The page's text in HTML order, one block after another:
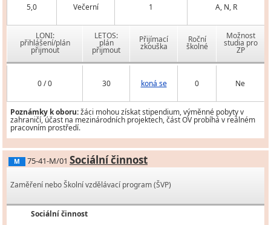
5,0 Večerní 1 A, N, R
LONI:
přihlášení/plán
přijmout
LETOS:
plán
přijmout
Přijímací
zkouška
Roční
školné
Možnost
studia pro
ZP
0 / 0 30 koná se 0 Ne
Poznámky k oboru:žáci mohou získat stipendium, výměnné pobyty v
zahraničí, účast na mezinárodních projektech, část OV probíhá v reálném
pracovním prostředí.
M 75-41-M/01 Sociální činnost
Zaměření nebo Školní vzdělávací program (ŠVP)
Sociální činnost